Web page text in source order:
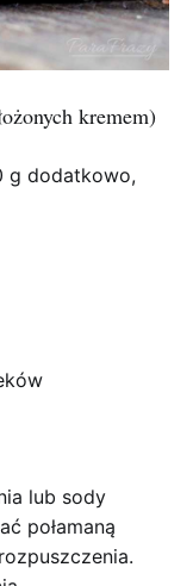
kremem)
g dodatkowo,
lub sody
połamaną